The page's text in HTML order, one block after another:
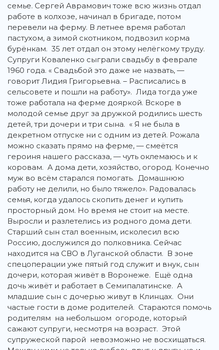
семье. Сергей Аврамович тоже всю жизнь отдал
работе в колхозе, начинал в бригаде, потом
перевели на ферму. В летнее время работал
пастухом, а зимой скотником, подвозил корма
бурёнкам. 35 лет отдал он этому нелёгкому труду.
Супруги Коваленко сыграли свадьбу в феврале
1960 года. « Свадьбой это даже не назвать, —
говорит Лидия Григорьевна. – Расписались в
сельсовете и пошли на работу». Лида тогда уже
тоже работала на ферме дояркой. Вскоре в
молодой семье друг за дружкой родились шесть
детей, три дочери и три сына. « Я не была в
декретном отпуске ни с одним из детей. Рожала
можно сказать прямо на ферме, — смеётся
героиня нашего рассказа, — чуть оклемаюсь и к
коровам. А дома дети, хозяйство, огород. Конечно
муж во всём старался помогать. Домашнюю
работу не делили, но было тяжело». Радовалась
семья, когда удалось скопить денег и купить
просторный дом. Но время не стоит на месте.
Выросли и разлетелись из родного дома дети.
Старший сын стал военным, исколесил всю
Россию, дослужился до полковника. Сейчас
находится на СВО в Луганской области. В зоне
спецоперации уже пятый год служит и внук, сын
дочери, которая живёт в Воронеже. Ещё одна
дочь живёт и работает в Семипалатинске. А
младшие сын с дочерью живут в Клинцах. Они
частые гости в доме родителей. Стараются помочь
родителям на небольшом огороде, который
сажают супруги, несмотря на возраст. Этой
супружеской парой невозможно не восхищаться.